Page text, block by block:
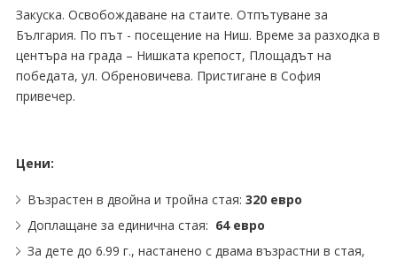
Закуска. Освобождаване на стаите. Отпътуване за
България. По път - посещение на Ниш. Време за разходка в
центъра на града – Нишката крепост, Площадът на
победата, ул. Обреновичева. Пристигане в София
привечер.
Цени:
Възрастен в двойна и тройна стая: 320 евро
Доплащане за единична стая: 64 евро
За дете до 6.99 г., настанено с двама възрастни в стая,